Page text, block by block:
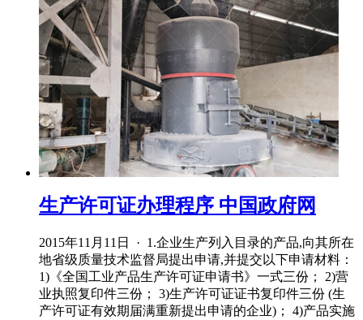
生产许可证办理程序 中国政府网
2015年11月11日 · 1.企业生产列入目录的产品,向其所在
地省级质量技术监督局提出申请,并提交以下申请材料：
1)《全国工业产品生产许可证申请书》一式三份； 2)营
业执照复印件三份； 3)生产许可证证书复印件三份 (生
产许可证有效期届满重新提出申请的企业)； 4)产品实施